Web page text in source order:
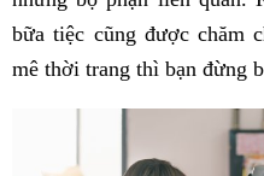
bữa tiệc cũng được chăm
mê thời trang thì bạn đừng